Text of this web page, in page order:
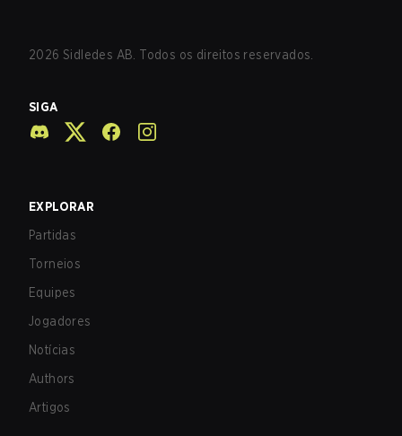
2026 Sidledes AB. Todos os direitos reservados.
SIGA
EXPLORAR
Partidas
Torneios
Equipes
Jogadores
Notícias
Authors
Artigos